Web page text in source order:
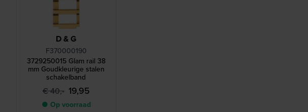
D & G
F370000190
3729250015 Glam rail 38
mm Goudkleurige stalen
schakelband
€ 40,- 19,95
● Op voorraad